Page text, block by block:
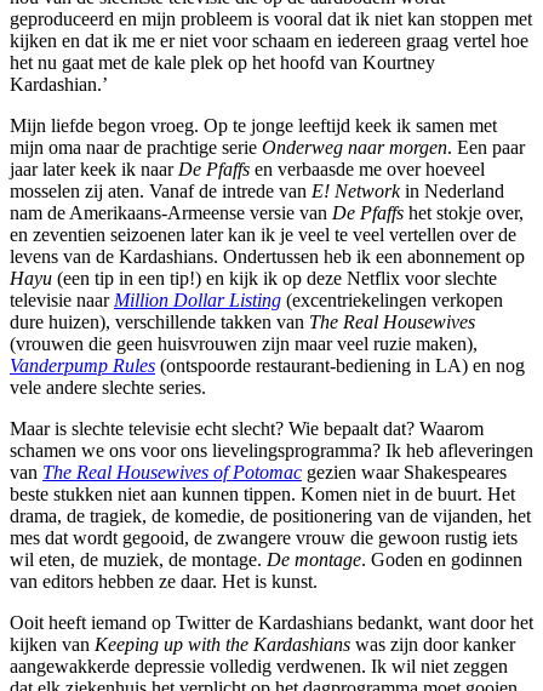
geproduceerd en mijn probleem is vooral dat ik niet kan stoppen met
kijken en dat ik me er niet voor schaam en iedereen graag vertel hoe
het nu gaat met de kale plek op het hoofd van Kourtney
Kardashian.’
Mijn liefde begon vroeg. Op te jonge leeftijd keek ik samen met
mijn oma naar de prachtige serie Onderweg naar morgen. Een paar
jaar later keek ik naar De Pfaffs en verbaasde me over hoeveel
mosselen zij aten. Vanaf de intrede van E! Networkin Nederland
nam de Amerikaans-Armeense versie van De Pfaffs het stokje over,
en zeventien seizoenen later kan ik je veel te veel vertellen over de
levens van de Kardashians. Ondertussen heb ik een abonnement op
Hayu (een tip in een tip!) en kijk ik op deze Netflix voor slechte
televisie naar Million Dollar Listing (excentriekelingen verkopen
dure huizen), verschillende takken van The Real Housewives
(vrouwen die geen huisvrouwen zijn maar veel ruzie maken),
Vanderpump Rules (ontspoorde restaurant-bediening in LA) en nog
vele andere slechte series.
Maar is slechte televisie echt slecht? Wie bepaalt dat? Waarom
schamen we ons voor ons lievelingsprogramma? Ik heb afleveringen
van The Real Housewives of Potomac gezien waar Shakespeares
beste stukken niet aan kunnen tippen. Komen niet in de buurt. Het
drama, de tragiek, de komedie, de positionering van de vijanden, het
mes dat wordt gegooid, de zwangere vrouw die gewoon rustig iets
wil eten, de muziek, de montage. De montage. Goden en godinnen
van editors hebben ze daar. Het is kunst.
Ooit heeft iemand op Twitter de Kardashians bedankt, want door het
kijken van Keeping up with the Kardashians was zijn door kanker
aangewakkerde depressie volledig verdwenen. Ik wil niet zeggen